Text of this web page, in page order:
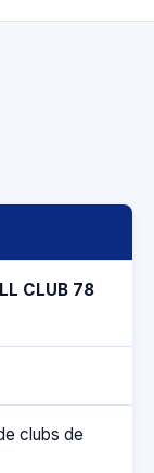
CLUB 78
clubs de